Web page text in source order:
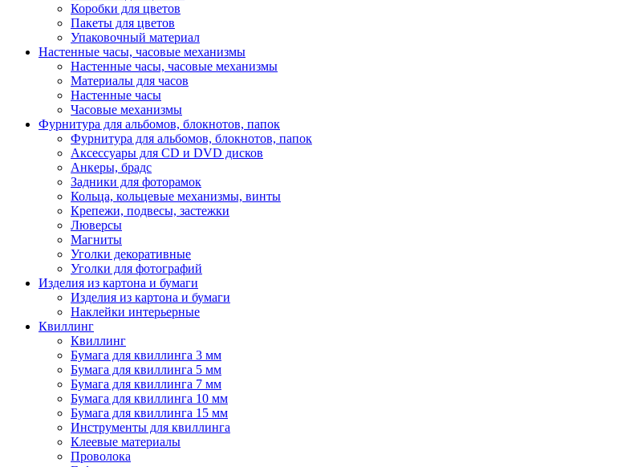
Коробки для цветов
Пакеты для цветов
Упаковочный материал
Настенные часы, часовые механизмы
Настенные часы, часовые механизмы
Материалы для часов
Настенные часы
Часовые механизмы
Фурнитура для альбомов, блокнотов, папок
Фурнитура для альбомов, блокнотов, папок
Аксессуары для CD и DVD дисков
Анкеры, брадс
Задники для фоторамок
Кольца, кольцевые механизмы, винты
Крепежи, подвесы, застежки
Люверсы
Магниты
Уголки декоративные
Уголки для фотографий
Изделия из картона и бумаги
Изделия из картона и бумаги
Наклейки интерьерные
Квиллинг
Квиллинг
Бумага для квиллинга 3 мм
Бумага для квиллинга 5 мм
Бумага для квиллинга 7 мм
Бумага для квиллинга 10 мм
Бумага для квиллинга 15 мм
Инструменты для квиллинга
Клеевые материалы
Проволока